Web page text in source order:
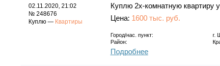
02.11.2020, 21:02
№ 248676
Куплю — Квартиры
Куплю 2х-комнатную квартиру
Цена: 1600 тыс. руб.
Город/нас. пункт: г.
Район:
Подробнее